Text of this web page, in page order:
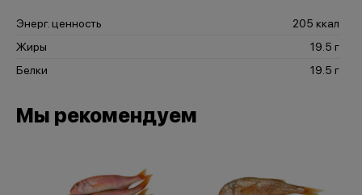
Энерг. ценность
205 ккал
Жиры
19.5 г
Белки
19.5 г
Мы рекомендуем